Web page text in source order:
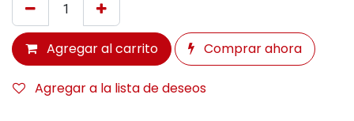
Agregar al carrito Comprar ahora
Agregar a la lista de deseos